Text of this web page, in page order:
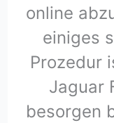
online
einiges
Prozedur
Jaguar
besorgen